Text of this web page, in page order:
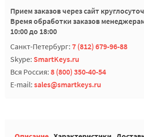
Прием заказов через сайт
Время обработки заказов
10:00 до 18:00
Санкт-Петербург: 7 (812) 679-96-88
Skype: SmartKeys.ru
Вся Россия: 8 (800) 350-40-54
E-mail: sales@smartkeys.ru